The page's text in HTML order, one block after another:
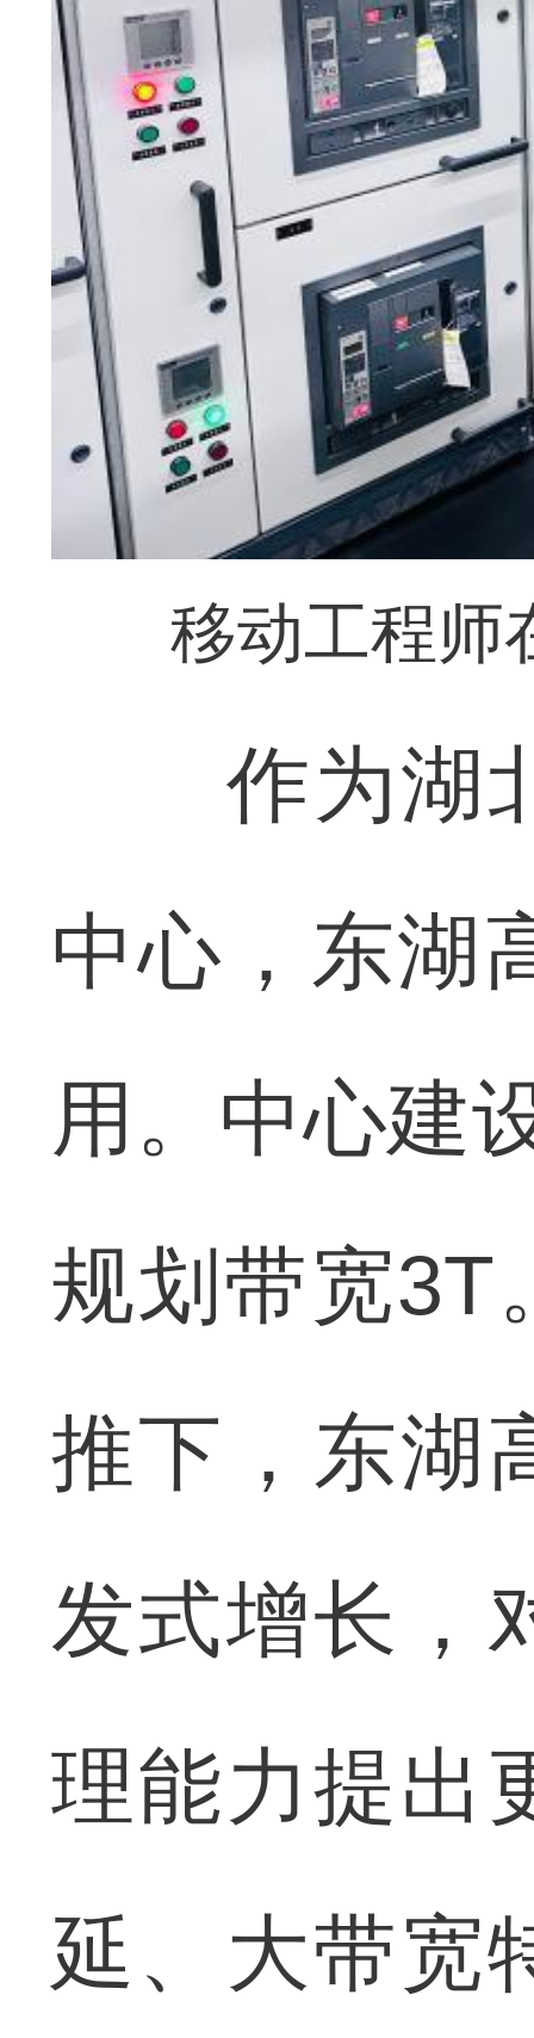
移动工程师
作为湖北
中心，东湖
用。中心建
规划带宽3T
推下，东湖
发式增长，
理能力提出
延、大带宽